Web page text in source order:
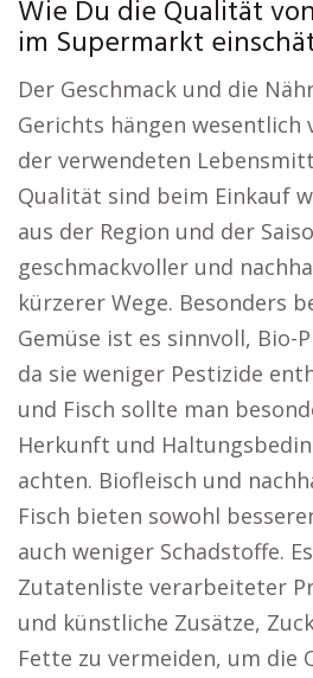
Wie Du die Qualität
im Supermarkt
Der Geschmack und die
Gerichts hängen wesentlich
der verwendeten
Qualität sind beim Einkauf
aus der Region und der
geschmackvoller und
kürzerer Wege. Besonders
Gemüse ist es sinnvoll, Bio-
da sie weniger Pestizide
und Fisch sollte man
Herkunft und
achten. Biofleisch und
Fisch bieten sowohl
auch weniger Schadstoffe.
Zutatenliste verarbeiteter
und künstliche Zusätze,
Fette zu vermeiden, um die